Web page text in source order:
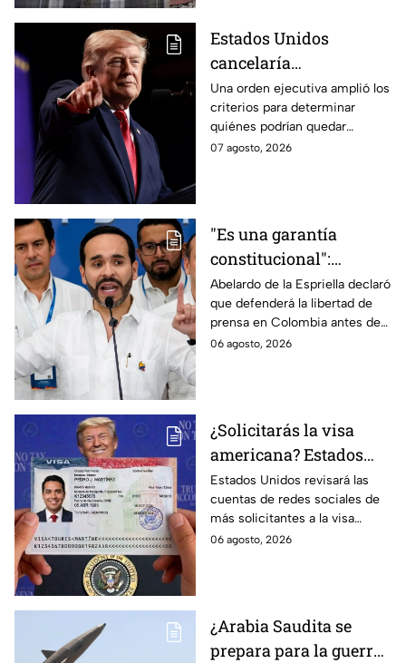
Estados Unidos
cancelaría
nacionalidad por
nacimiento del líder
del CJNG
Una orden ejecutiva amplió los
criterios para determinar
quiénes podrían quedar
excluidos de la nacionalidad
07 agosto, 2026
"Es una garantía
constitucional":
Abelardo de la
Espriella promete
defender la libertad de
prensa en Colombia
Abelardo de la Espriella declaró
que defenderá la libertad de
prensa en Colombia antes de
asumir su cargo como
06 agosto, 2026
¿Solicitarás la visa
americana? Estados
Unidos revisará las
redes sociales de estos
solicitantes
Estados Unidos revisará las
cuentas de redes sociales de
más solicitantes a la visa
americana.
06 agosto, 2026
¿Arabia Saudita se
prepara para la guerra?